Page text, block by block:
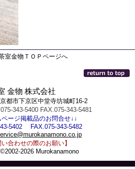
室金物ＴＯＰページへ
金物 株式会社
都市下京区中堂寺坊城町16-2
343-5400 FAX.075-343-5481
ページ掲載品のお問合せ↓↓
5402 FAX.075-343-5482
い合わせの際のお願い】
2026 Murokanamono